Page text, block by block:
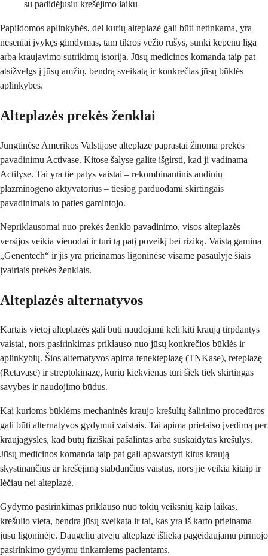
su padidėjusiu krešėjimo laiku
Papildomos aplinkybės, dėl kurių alteplazė gali būti netinkama, yra
neseniai įvykęs gimdymas, tam tikros vėžio rūšys, sunki kepenų liga
arba kraujavimo sutrikimų istorija. Jūsų medicinos komanda taip pat
atsižvelgs į jūsų amžių, bendrą sveikatą ir konkrečias jūsų būklės
aplinkybes.
Alteplazės prekės ženklai
Jungtinėse Amerikos Valstijose alteplazė paprastai žinoma prekės
pavadinimu Activase. Kitose šalyse galite išgirsti, kad ji vadinama
Actilyse. Tai yra tie patys vaistai – rekombinantinis audinių
plazminogeno aktyvatorius – tiesiog parduodami skirtingais
pavadinimais to paties gamintojo.
Nepriklausomai nuo prekės ženklo pavadinimo, visos alteplazės
versijos veikia vienodai ir turi tą patį poveikį bei riziką. Vaistą gamina
„Genentech“ ir jis yra prieinamas ligoninėse visame pasaulyje šiais
įvairiais prekės ženklais.
Alteplazės alternatyvos
Kartais vietoj alteplazės gali būti naudojami keli kiti kraują tirpdantys
vaistai, nors pasirinkimas priklauso nuo jūsų konkrečios būklės ir
aplinkybių. Šios alternatyvos apima tenekteplazę (TNKase), reteplazę
(Retavase) ir streptokinazę, kurių kiekvienas turi šiek tiek skirtingas
savybes ir naudojimo būdus.
Kai kurioms būklėms mechaninės kraujo krešulių šalinimo procedūros
gali būti alternatyvos gydymui vaistais. Tai apima prietaiso įvedimą per
kraujagysles, kad būtų fiziškai pašalintas arba suskaidytas krešulys.
Jūsų medicinos komanda taip pat gali apsvarstyti kitus kraują
skystinančius ar krešėjimą stabdančius vaistus, nors jie veikia kitaip ir
lėčiau nei alteplazė.
Gydymo pasirinkimas priklauso nuo tokių veiksnių kaip laikas,
krešulio vieta, bendra jūsų sveikata ir tai, kas yra iš karto prieinama
jūsų ligoninėje. Daugeliu atvejų alteplazė išlieka pageidaujamu pirmojo
pasirinkimo gydymu tinkamiems pacientams.